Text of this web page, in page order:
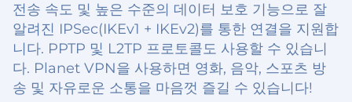
전송 속도 및 높은 수준의 데이터 보호 기능으로 잘
알려진 IPSec(IKEv1 + IKEv2)를 통한 연결을 지원합
니다. PPTP 및 L2TP 프로토콜도 사용할 수 있습니
다. Planet VPN을 사용하면 영화, 음악, 스포츠 방
송 및 자유로운 소통을 마음껏 즐길 수 있습니다!